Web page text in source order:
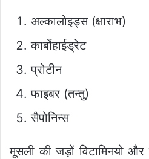
अल्कालोइड्स (क्षाराभ)
कार्बोहाईड्रेट
प्रोटीन
फाइबर (तन्तु)
सैपोनिन्स
मूसली की जड़ों विटामिनयो